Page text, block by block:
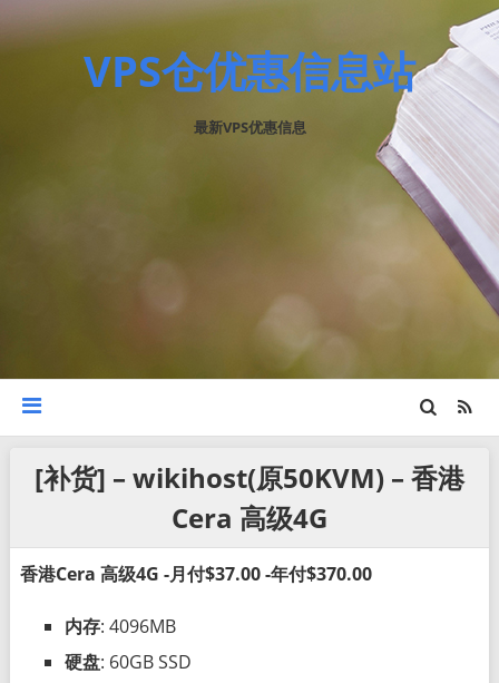
VPS仓优惠信息站
最新VPS优惠信息
[补货] – wikihost(原50KVM) – 香港
Cera 高级4G
香港Cera 高级4G -月付$37.00 -年付$370.00
内存: 4096MB
硬盘: 60GB SSD